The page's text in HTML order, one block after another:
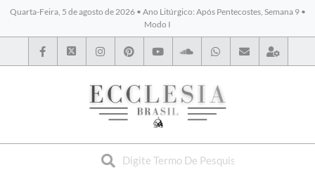
Quarta-Feira, 5 de agosto de 2026 • Ano Litúrgico: Após Pentecostes, Semana 9 •
Modo I
BYBLOS